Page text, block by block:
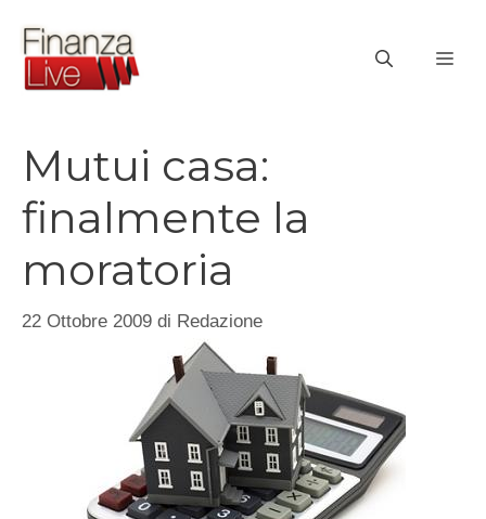
contenuto
Mutui casa:
finalmente la
moratoria
22 Ottobre 2009 di Redazione